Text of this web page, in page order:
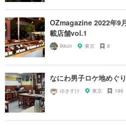
OZmagazine 2022年9
載店舗vol.1
Ikkun 東京 8
なにわ男子ロケ地めぐり
ゆきすけ 東京 186